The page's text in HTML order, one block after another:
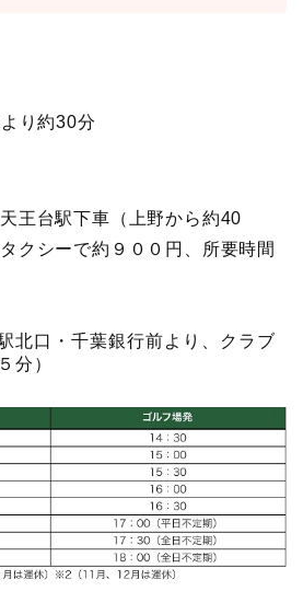
り約30分
王台駅下車（上野から約40
クシーで約９００円、所要時間
北口・千葉銀行前より、クラブ
分）